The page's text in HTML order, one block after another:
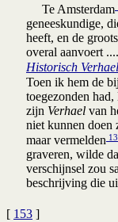
Te Amsterdam
geneeskundige,
heeft, en de
overal aanvoert
Historisch Verhael
Toen ik hem de
toegezonden
zijn Verhael van
niet kunnen doen
maar vermelden 13
graveren, wilde
verschijnsel zou
beschrijving die
[ 153 ]